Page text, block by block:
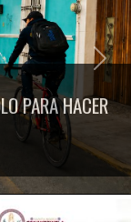
PARA HACER
Next